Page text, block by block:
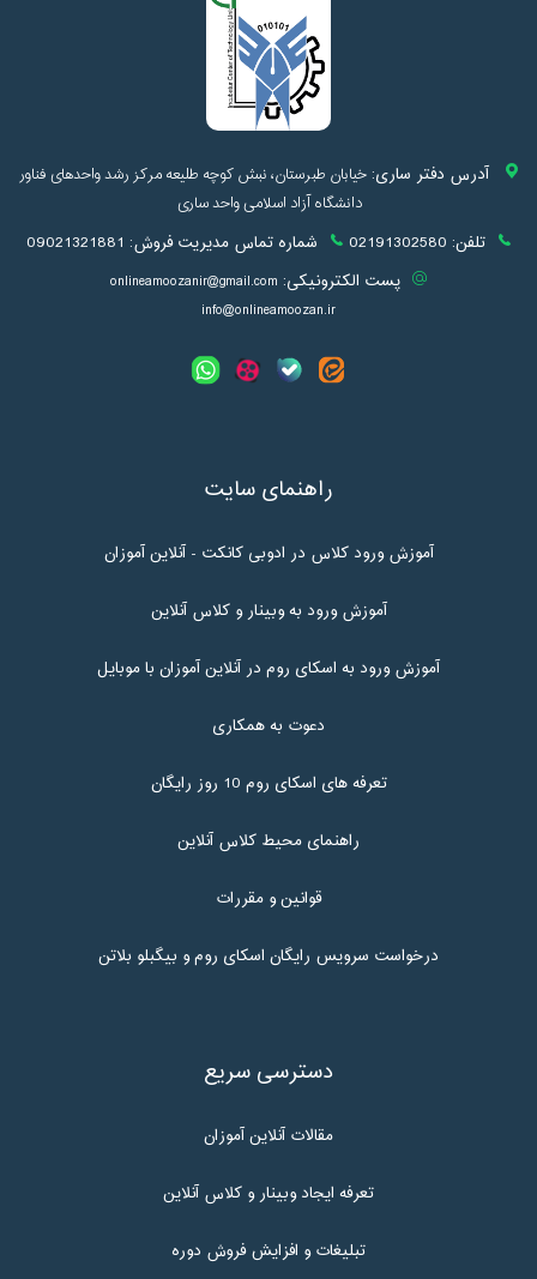
آدرس دفتر ساری:خیابان طبرستان، نبش کوچه طلیعه مرکز رشد واحدهای فناور
دانشگاه آزاد اسلامی واحد ساری
تلفن: 02191302580 شماره تماس مدیریت فروش: 09021321881
پست الکترونیکی: onlineamoozanir@gmail.com
info@onlineamoozan.ir
راهنمای سایت
آموزش ورود کلاس در ادوبی کانکت - آنلاین آموزان
آموزش ورود به وبینار و کلاس آنلاین
آموزش ورود به اسکای روم در آنلاین آموزان با موبایل
دعوت به همکاری
تعرفه های اسکای روم 10 روز رایگان
راهنمای محیط کلاس آنلاین
قوانین و مقررات
درخواست سرویس رایگان اسکای روم و بیگبلو بلاتن
دسترسی سریع
مقالات آنلاین آموزان
تعرفه ایجاد وبینار و کلاس آنلاین
تبلیغات و افزایش فروش دوره